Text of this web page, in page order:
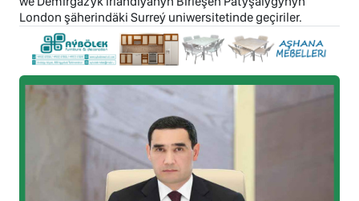
London şäherindäki Surreý uniwersitetinde geçiriler.